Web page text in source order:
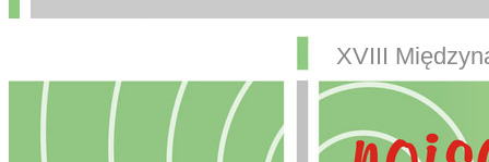
XVIII